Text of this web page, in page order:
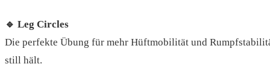
🔹 Leg Circles
Die perfekte Übung für mehr Hüftmobilität und
still hält.